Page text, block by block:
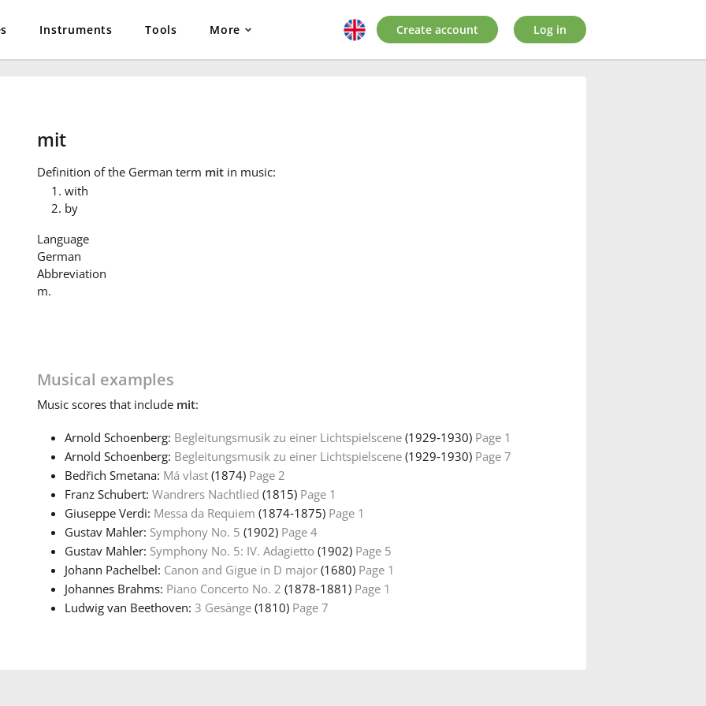
Instruments Tools More Create account Log in
mit
Definition of the German term mitin music:
with
by
Language
German
Abbreviation
m.
Musical examples
Musicscores that include mit:
Arnold Schoenberg: Begleitungsmusik zu einer Lichtspielscene (1929‑1930) Page 1
Arnold Schoenberg: Begleitungsmusik zu einer Lichtspielscene (1929‑1930) Page 7
Bedřich Smetana: Má vlast (1874) Page 2
Franz Schubert: Wandrers Nachtlied (1815) Page 1
Giuseppe Verdi: Messa da Requiem (1874‑1875) Page 1
Gustav Mahler: Symphony No. 5 (1902) Page 4
Gustav Mahler: Symphony No. 5: IV. Adagietto (1902) Page 5
Johann Pachelbel: Canon and Gigue in D major (1680) Page 1
Johannes Brahms: Piano Concerto No. 2 (1878‑1881) Page 1
Ludwig van Beethoven: 3 Gesänge (1810) Page 7